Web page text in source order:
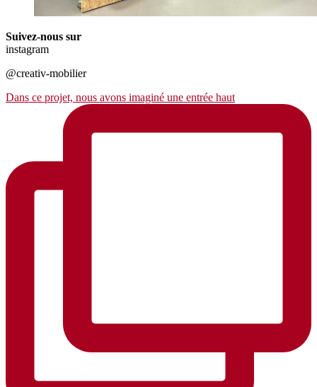
Suivez-nous sur
instagram
@creativ-mobilier
Dans ce projet, nous avons imaginé une entrée haut